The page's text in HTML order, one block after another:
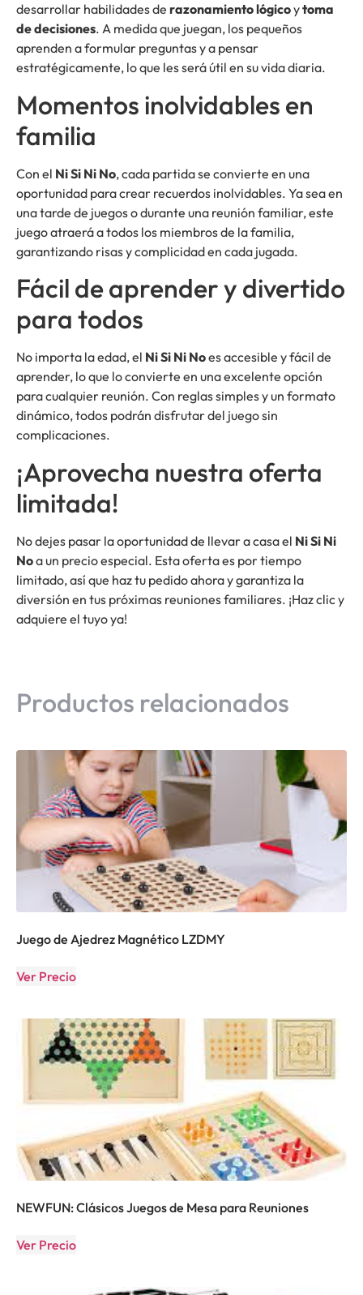
desarrollar habilidades de razonamiento lógicoytoma
de decisiones. A medida que juegan, los pequeños
aprenden a formular preguntas y a pensar
estratégicamente, lo que les será útil en su vida diaria.
Momentos inolvidables en
familia
Con el Ni Si Ni No, cada partida se convierte en una
oportunidad para crear recuerdos inolvidables. Ya sea en
una tarde de juegos o durante una reunión familiar, este
juego atraerá a todos los miembros de la familia,
garantizando risas y complicidad en cada jugada.
Fácil de aprender y divertido
para todos
No importa la edad, el Ni Si Ni Noes accesible y fácil de
aprender, lo que lo convierte en una excelente opción
para cualquier reunión. Con reglas simples y un formato
dinámico, todos podrán disfrutar del juego sin
complicaciones.
¡Aprovecha nuestra oferta
limitada!
No dejes pasar la oportunidad de llevar a casa el Ni Si Ni
Noa un precio especial. Esta oferta es por tiempo
limitado, así que haz tu pedido ahora y garantiza la
diversión en tus próximas reuniones familiares. ¡Haz clic y
adquiere el tuyo ya!
Productos relacionados
Juego de Ajedrez Magnético LZDMY
Ver Precio
NEWFUN: Clásicos Juegos de Mesa para Reuniones
Ver Precio